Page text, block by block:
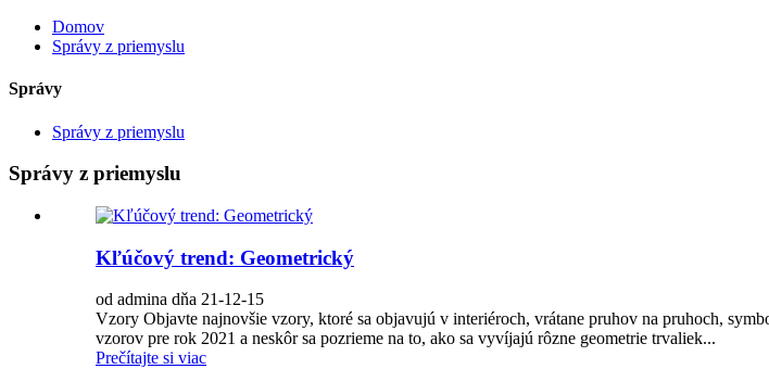
Domov
Správy z priemyslu
Správy
Správy z priemyslu
Správy z priemyslu
Kľúčový trend: Geometrický
od admina dňa 21-12-15
Vzory Objavte najnovšie vzory, ktoré sa objavujú v interiéroch, vrátane pruhov na pruhoch,
vzorov pre rok 2021 a neskôr sa pozrieme na to, ako sa vyvíjajú rôzne geometrie trvaliek...
Prečítajte si viac